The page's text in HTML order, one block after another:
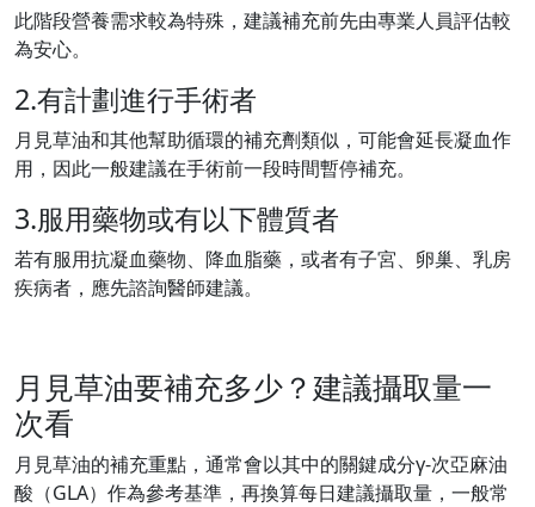
此階段營養需求較為特殊，建議補充前先由專業人員評估較
為安心。
2.有計劃進行手術者
月見草油和其他幫助循環的補充劑類似，可能會延長凝血作
用，因此一般建議在手術前一段時間暫停補充。
3.服用藥物或有以下體質者
若有服用抗凝血藥物、降血脂藥，或者有子宮、卵巢、乳房
疾病者，應先諮詢醫師建議。
月見草油要補充多少？建議攝取量一
次看
月見草油的補充重點，通常會以其中的關鍵成分γ-次亞麻油
酸（GLA）作為參考基準，再換算每日建議攝取量，一般常